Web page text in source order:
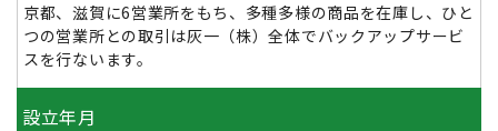
京都、滋賀に6営業所をもち、多種多様の商品を在庫し、ひと
つの営業所との取引は灰一（株）全体でバックアップサービ
スを行ないます。
設立年月